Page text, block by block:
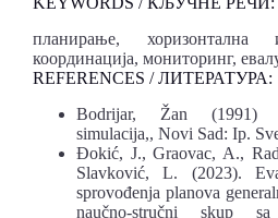
планирање, хоризонтална
координација, мониторинг,
REFERENCES / ЛИТЕРАТУРА:
Bodrijar, Žan (1991)
simulacija,, Novi Sad: Ip.
Đokić, J., Graovac, A.,
Slavković, L. (2023).
sprovođenja planova
naučno-stručni skup sa